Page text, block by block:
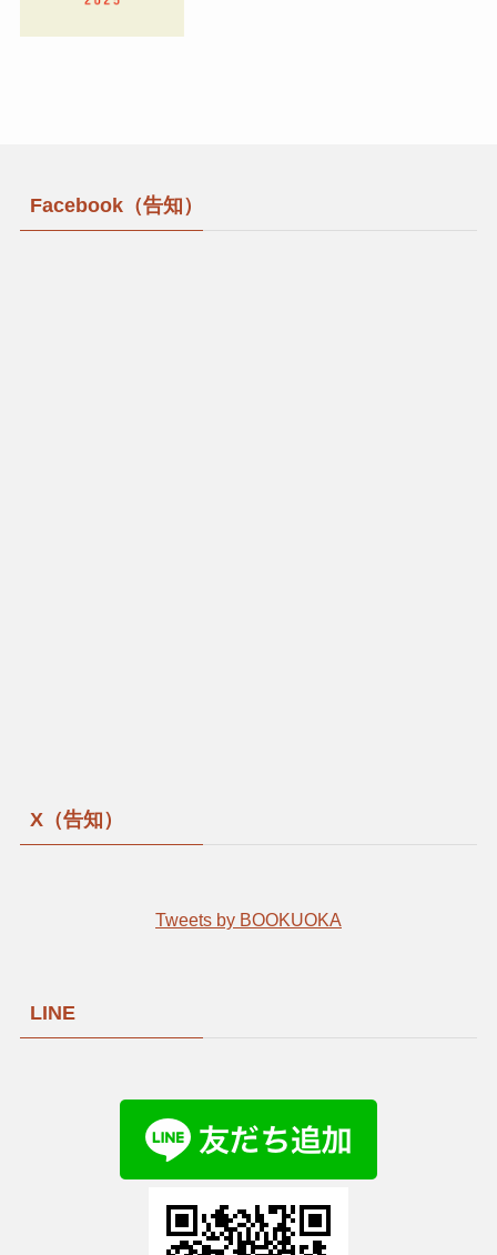
Facebook（告知）
X（告知）
Tweets by BOOKUOKA
LINE